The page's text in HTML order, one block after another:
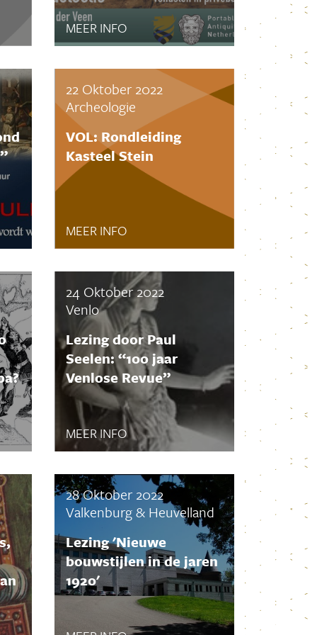
December 2021
November 2021
September 2021
Juli 2021
Juni 2021
Mei 2021
April 2021
Maart 2021
Februari 2021
December 2020
Oktober 2020
September 2020
Augustus 2020
Juli 2020
Juni 2020
Maart 2020
Februari 2020
Januari 2020
December 2019
November 2019
Oktober 2019
September 2019
Augustus 2019
Juli 2019
Juni 2019
Mei 2019
April 2019
Maart 2019
MEER INFO
22 Oktober 2022
Archeologie
VOL: Rondleiding
Kasteel Stein
MEER INFO
24 Oktober 2022
Venlo
Lezing door Paul
Seelen: “100 jaar
Venlose Revue”
MEER INFO
28 Oktober 2022
Valkenburg & Heuvelland
Lezing 'Nieuwe
bouwstijlen in de jaren
1920'